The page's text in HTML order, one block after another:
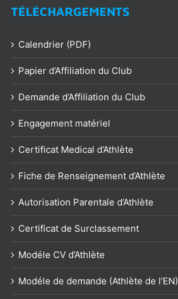
TÉLÉCHARGEMENTS
Calendrier (PDF)
Papier d’Affiliation du Club
Demande d’Affiliation du Club
Engagement matériel
Certificat Medical d’Athlète
Fiche de Renseignement d’Athlète
Autorisation Parentale d’Athlète
Certificat de Surclassement
Modéle CV d’Athlète
Modéle de demande (Athlète de l’EN)